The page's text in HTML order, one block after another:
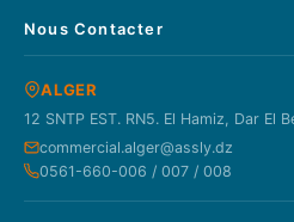
Nous Contacter
ALGER
12 SNTP EST. RN5. El Hamiz, Dar El
commercial.alger@assly.dz
0561-660-006 / 007 / 008